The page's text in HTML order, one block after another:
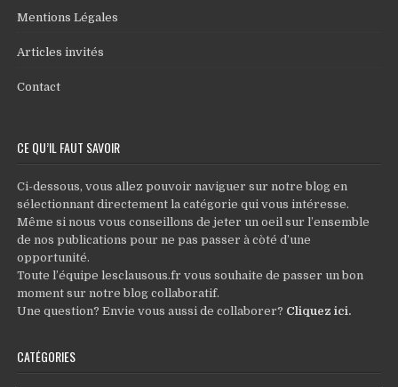
Mentions Légales
Articles invités
Contact
CE QU’IL FAUT SAVOIR
Ci-dessous, vous allez pouvoir naviguer sur notre blog en
sélectionnant directement la catégorie qui vous intéresse.
Même si nous vous conseillons de jeter un oeil sur l’ensemble
de nos publications pour ne pas passer à còté d’une
opportunité.
Toute l’équipe lesclausous.fr vous souhaite de passer un bon
moment sur notre blog collaboratif.
Une question? Envie vous aussi de collaborer? Cliquez ici.
CATÉGORIES